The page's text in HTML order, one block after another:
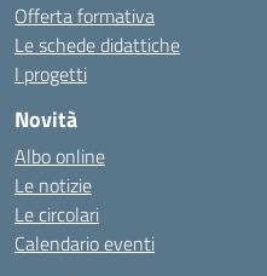
Offerta formativa
Le schede didattiche
I progetti
Novità
Albo online
Le notizie
Le circolari
Calendario eventi